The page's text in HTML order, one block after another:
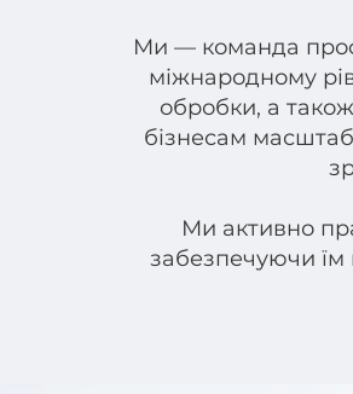
Ми — команда
міжнародному
обробки, а
бізнесам
Ми активно
забезпечуючи